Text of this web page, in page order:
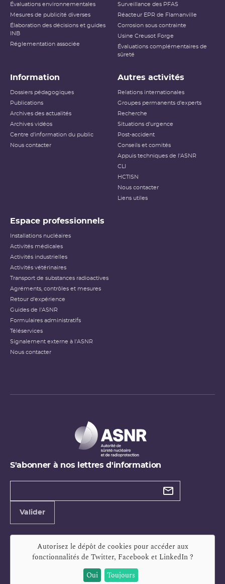
Évaluations environnementales
Mesures de publicité diverses
Élaboration des décisions et guides
INB
Réglementation associée
Surveillance des PFAS
Réacteur EPR de Flamanville
Corrosion sous contrainte
Usine Creusot Forge
Évaluations complémentaires de
sûreté
Information
Dossiers pédagogiques
Publications
Archives des actualités
Archives vidéos
Centre d'information du public
Nous contacter
Autres activités
Relations internationales
Groupes permanents d'experts
Recherche
Situations d'urgence
Post-accident
Conseils et comités
Appuis techniques de l'ASNR
CLI
HCTISN
Nous contacter
Liens utiles
Espace professionnels
Installations nucléaires
Activités médicales
Activités industrielles
Activités vétérinaires
Transport de substances radioactives
Agréments, contrôles et mesures
Retour d'expérience
Guides de l'ASNR
Formulaires administratifs
Téléservices
Signalement externe à l'ASNR
Nous contacter
S'abonner à nos lettres d'information
Types de
Valider
Autorisez le dépôt de cookies pour accéder aux
fonctionnalités de Twitter, Facebook et LinkedIn?
Oui
Toujours